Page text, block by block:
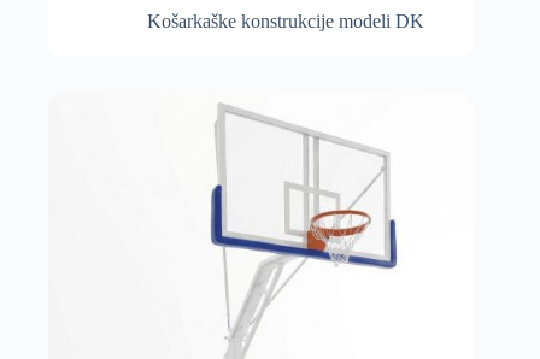
Košarkaške konstrukcije modeli DK